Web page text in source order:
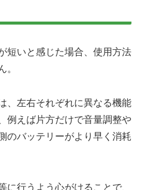
短いと感じた場合、使用方法
。
、左右それぞれに異なる機能
例えば片方だけで音量調整や
のバッテリーがより早く消耗
に行うよう心がけることで、